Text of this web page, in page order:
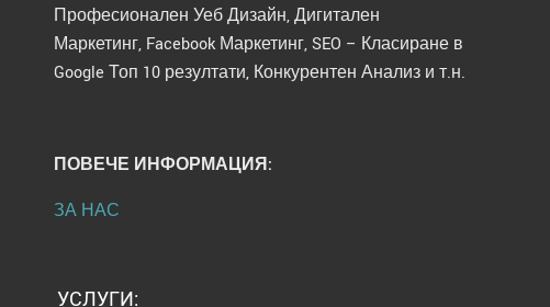
Професионален Уеб Дизайн, Дигитален
Маркетинг, Facebook Маркетинг, SEO – Класиране в
Google Топ 10 резултати, Конкурентен Анализ и т.н.
ПОВЕЧЕ ИНФОРМАЦИЯ:
ЗА НАС
УСЛУГИ: